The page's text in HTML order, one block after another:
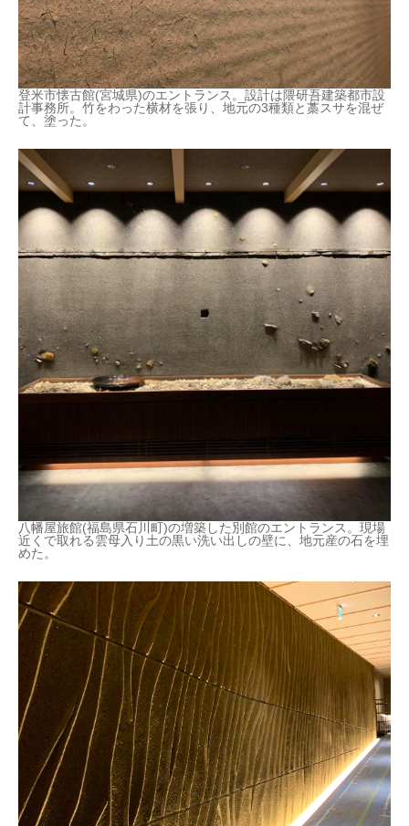
登米市懐古館(宮城県)のエントランス。設計は隈研吾建築都市設
計事務所。竹をわった横材を張り、地元の3種類と藁スサを混ぜ
て、塗った。
八幡屋旅館(福島県石川町)の増築した別館のエントランス。現場
近くで取れる雲母入り土の黒い洗い出しの壁に、地元産の石を埋
めた。